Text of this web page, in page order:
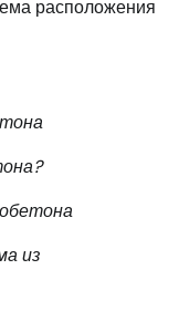
расположения
из